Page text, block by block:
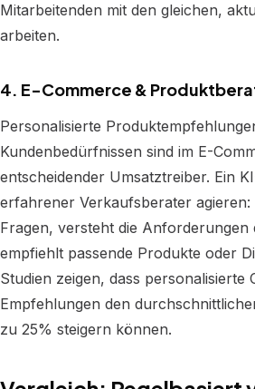
Mitarbeitenden mit den gleichen,
arbeiten.
4. E-Commerce &
Personalisierte
Kundenbedürfnissen sind im E-
entscheidender Umsatztreiber. Ein
erfahrener Verkaufsberater agieren:
Fragen, versteht die Anforderungen
empfiehlt passende Produkte oder
Studien zeigen, dass personalisierte
Empfehlungen den
zu 25% steigern können.